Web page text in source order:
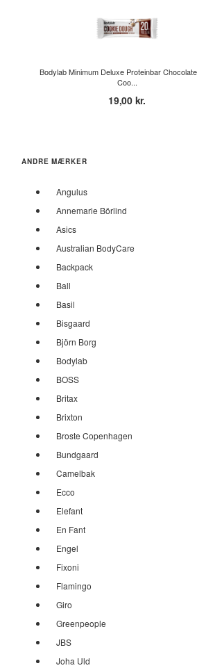
Bodylab Minimum Deluxe Proteinbar
Coo...
19,00 kr.
ANDRE MÆRKER
Angulus
Annemarie Börlind
Asics
Australian BodyCare
Backpack
Ball
Basil
Bisgaard
Björn Borg
Bodylab
BOSS
Britax
Brixton
Broste Copenhagen
Bundgaard
Camelbak
Ecco
Elefant
En Fant
Engel
Fixoni
Flamingo
Giro
Greenpeople
JBS
Joha Uld